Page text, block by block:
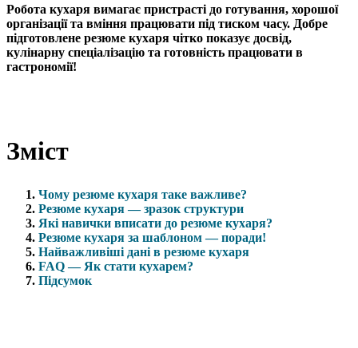
Робота кухаря вимагає пристрасті до готування, хорошої
організації та вміння працювати під тиском часу. Добре
підготовлене резюме кухаря чітко показує досвід,
кулінарну спеціалізацію та готовність працювати в
гастрономії!
Зміст
Чому резюме кухаря таке важливе?
Резюме кухаря — зразок структури
Які навички вписати до резюме кухаря?
Резюме кухаря за шаблоном — поради!
Найважливіші дані в резюме кухаря
FAQ — Як стати кухарем?
Підсумок